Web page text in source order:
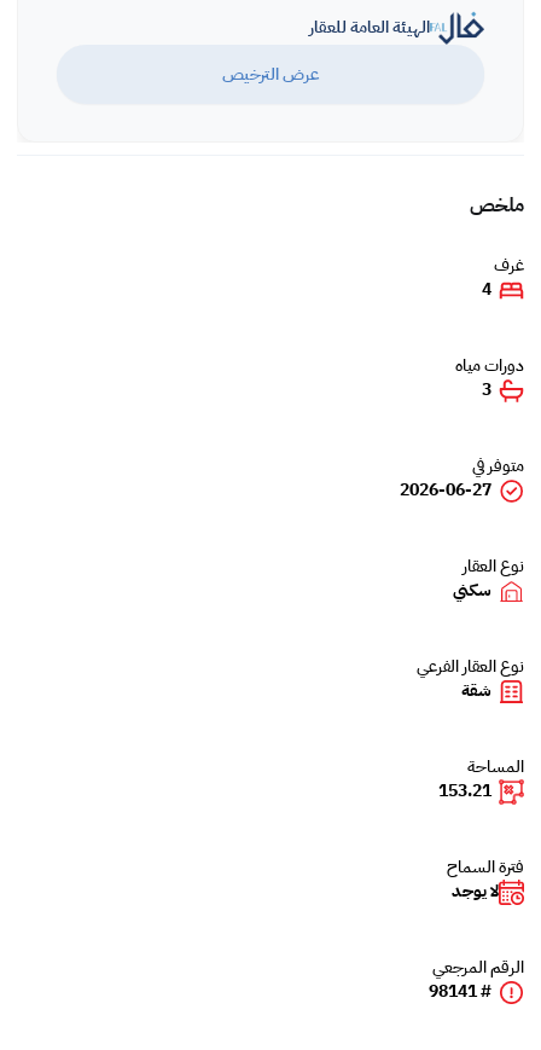
الهيئة العامة للعقار
عرض الترخيص
ملخص
غرف
4
دورات مياه
3
متوفر في
2026-06-27
نوع العقار
سكني
نوع العقار الفرعي
شقة
المساحة
153.21
فترة السماح
لا يوجد
الرقم المرجعي
# 98141